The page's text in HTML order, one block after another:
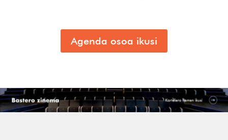
Agenda osoa ikusi